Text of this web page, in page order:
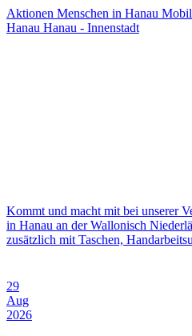
Aktionen Menschen in Hanau
Hanau Hanau - Innenstadt
Kommt und macht mit bei unserer
in Hanau an der Wallonisch
zusätzlich mit Taschen,
29
Aug
2026